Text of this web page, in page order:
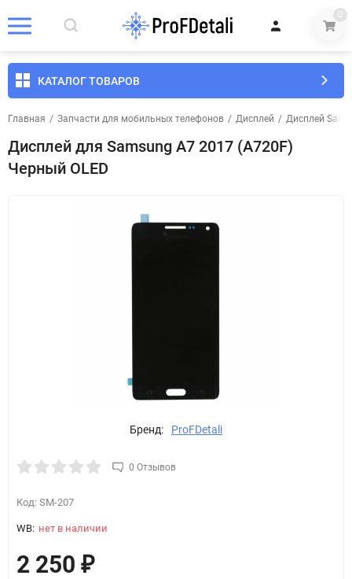
0
КАТАЛОГ ТОВАРОВ
Главная / Запчасти для мобильных телефонов / Дисплей / Дисплей
Дисплей для Samsung A7 2017 (A720F)
Черный OLED
Бренд: ProFDetali
0 Отзывов
Код: SM-207
WB: нет в наличии
2 250 ₽